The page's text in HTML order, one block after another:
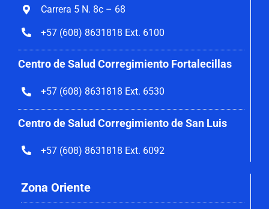
Carrera 5 N. 8c – 68
+57 (608) 8631818 Ext. 6100
Centro de Salud Corregimiento Fortalecillas
+57 (608) 8631818 Ext. 6530
Centro de Salud Corregimiento de San Luis
+57 (608) 8631818 Ext. 6092
Zona Oriente